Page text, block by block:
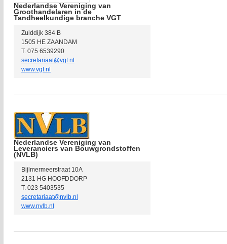
Nederlandse Vereniging van
Groothandelaren in de
Tandheelkundige branche VGT
Zuiddijk 384 B
1505 HE ZAANDAM
T. 075 6539290
secretariaat@vgt.nl
www.vgt.nl
Nederlandse Vereniging van
Leveranciers van Bouwgrondstoffen
(NVLB)
Bijlmermeerstraat 10A
2131 HG HOOFDDORP
T. 023 5403535
secretariaat@nvlb.nl
www.nvlb.nl